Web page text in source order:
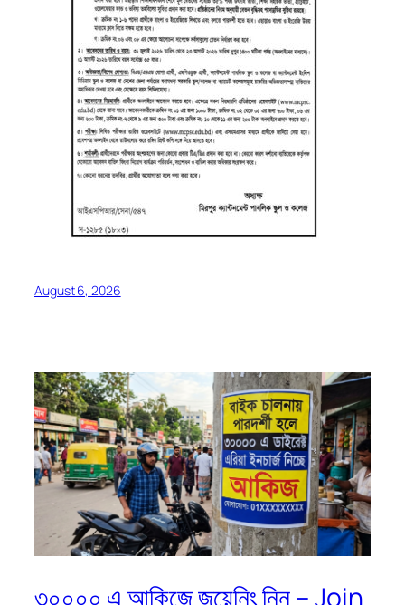
August 6, 2026
৩০০০০ এ আকিজে জয়েনিং নিন – Join